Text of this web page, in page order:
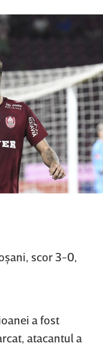
scor 3-0,
a fost
atacantul a